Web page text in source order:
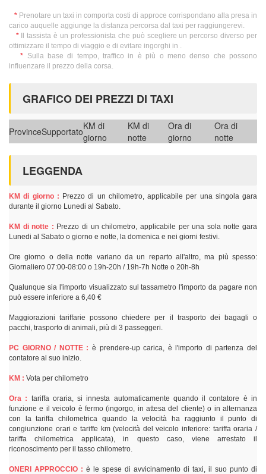
* Prenotare un taxi in comporta costi di approce corrispondano alla presa in
carico auquelle aggiunge la distanza percorsa dal taxi per raggiungerevi.
*Il tassista è un professionista che può scegliere un percorso diverso per
ottimizzare il tempo di viaggio e di evitare ingorghi in .
* Sulla base di tempo, traffico in è più o meno denso che possono
influenzare il prezzo della corsa.
GRAFICO DEI PREZZI DI TAXI
ProvinceSupportatoKM di
giorno
KM di
notte
Ora di
giorno
Ora di
notte
LEGGENDA
KM di giorno : Prezzo di un chilometro, applicabile per una singola gara
durante il giorno Lunedi al Sabato.
KM di notte : Prezzo di un chilometro, applicabile per una sola notte gara
Lunedi al Sabato o giorno e notte, la domenica e nei giorni festivi.
Ore giorno o della notte variano da un reparto all'altro, ma più spesso:
Giornaliero 07:00-08:00 o 19h-20h / 19h-7h Notte o 20h-8h
Qualunque sia l'importo visualizzato sul tassametro l'importo da pagare non
può essere inferiore a 6,40 €
Maggiorazioni tariffarie possono chiedere per il trasporto dei bagagli o
pacchi, trasporto di animali, più di 3 passeggeri.
PC GIORNO / NOTTE : è prendere-up carica, è l'importo di partenza del
contatore al suo inizio.
KM : Vota per chilometro
Ora : tariffa oraria, si innesta automaticamente quando il contatore è in
funzione e il veicolo è fermo (ingorgo, in attesa del cliente) o in alternanza
con la tariffa chilometrica quando la velocità ha raggiunto il punto di
congiunzione orari e tariffe km (velocità del veicolo inferiore: tariffa oraria /
tariffa chilometrica applicata), in questo caso, viene arrestato il
riconoscimento per il tasso chilometro.
ONERI APPROCCIO : è le spese di avvicinamento di taxi, il suo punto di